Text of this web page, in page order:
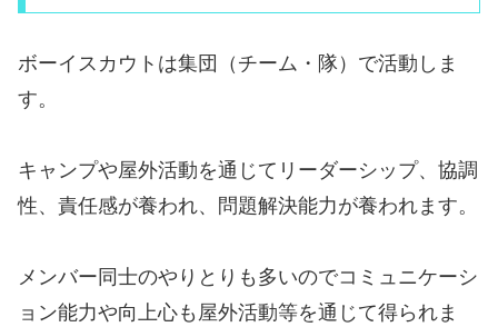
ボーイスカウトは集団（チーム・隊）で活動しま
す。
キャンプや屋外活動を通じてリーダーシップ、協調
性、責任感が養われ、問題解決能力が養われます。
メンバー同士のやりとりも多いのでコミュニケーシ
ョン能力や向上心も屋外活動等を通じて得られま